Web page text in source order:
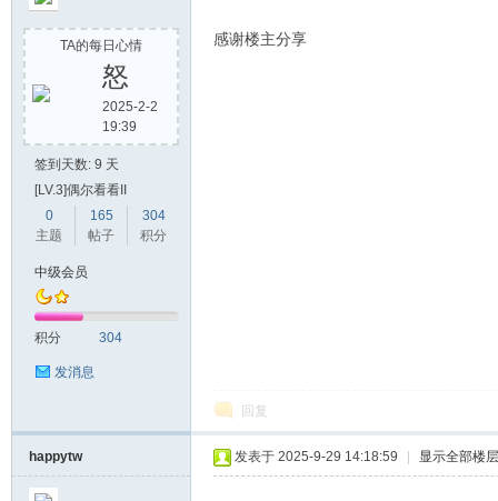
TA的每日心情
怒
2025-2-2
19:39
签到天数: 9 天
[LV.3]偶尔看看II
0
主题
165
帖子
304
积分
中级会员
积分 304
发消息
感谢楼主分享
回复
happytw 发表于 2025-9-29 14:18:59 显示全部楼层